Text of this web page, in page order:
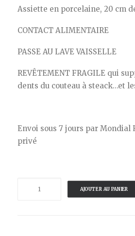
Assiette en porcelaine, 20 cm
CONTACT ALIMENTAIRE
PASSE AU LAVE VAISSELLE
REVÊTEMENT FRAGILE qui
dents du couteau à steack…et
Envoi sous 7 jours par Mondial
privé
AJOUTER AU PANIER